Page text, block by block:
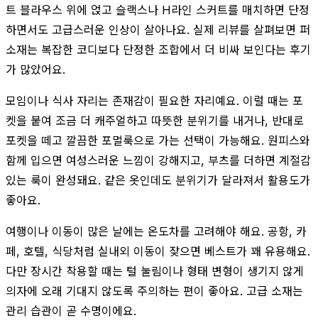
트 블라우스 위에 얹고 슬랙스나 H라인 스커트를 매치하면 단정
하면서도 고급스러운 인상이 살아나요. 실제 리뷰를 살펴보면 퍼
소재는 복잡한 코디보다 단정한 조합에서 더 비싸 보인다는 후기
가 많았어요.
모임이나 식사 자리는 존재감이 필요한 자리예요. 이럴 때는 포
켓을 붙여 조금 더 캐주얼하고 따뜻한 분위기를 내거나, 반대로
포켓을 떼고 깔끔한 포멀룩으로 가는 선택이 가능해요. 원피스와
함께 입으면 여성스러운 느낌이 강해지고, 부츠를 더하면 계절감
있는 룩이 완성돼요. 같은 옷인데도 분위기가 달라져서 활용도가
좋아요.
여행이나 이동이 많은 날에는 온도차를 고려해야 해요. 공항, 카
페, 호텔, 식당처럼 실내외 이동이 잦으면 베스트가 꽤 유용해요.
다만 장시간 착용할 때는 털 눌림이나 형태 변형이 생기지 않게
의자에 오래 기대지 않도록 주의하는 편이 좋아요. 고급 소재는
관리 습관이 곧 수명이에요.